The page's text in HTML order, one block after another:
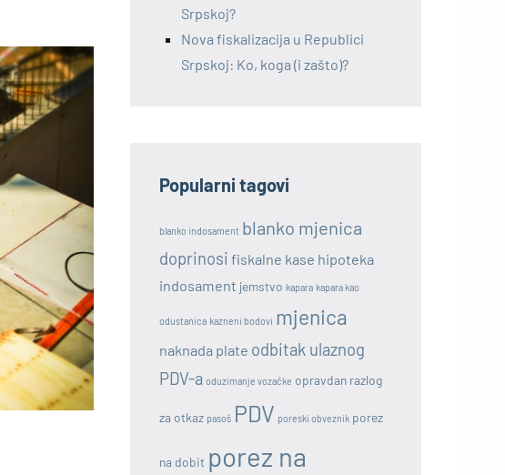
Srpskoj?
Nova fiskalizacija u Republici
Srpskoj: Ko, koga (i zašto)?
Popularni tagovi
blanko indosament blanko mjenica
doprinosi fiskalne kase hipoteka
indosament jemstvo kapara kapara kao
odustanica kazneni bodovi mjenica
naknada plate odbitak ulaznog
PDV-a oduzimanje vozačke opravdan razlog
za otkaz pasoš PDV poreski obveznik porez
na dobit porez na